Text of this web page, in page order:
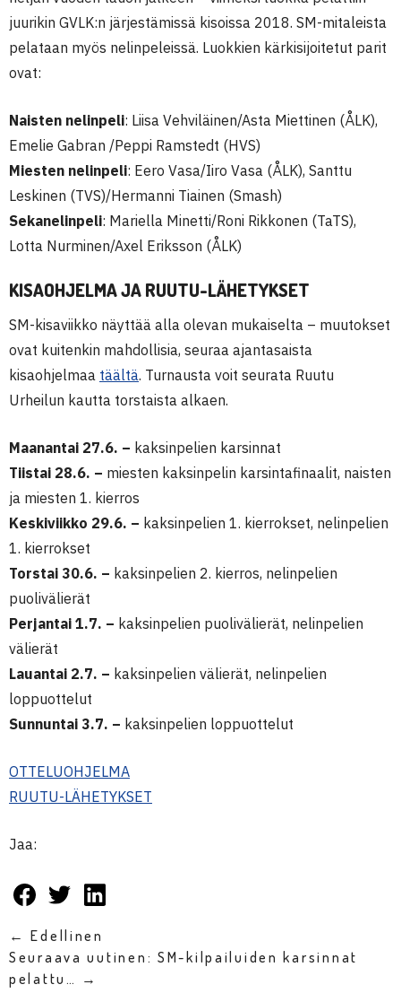
juurikin GVLK:n järjestämissä kisoissa 2018. SM-mitaleista
pelataan myös nelinpeleissä. Luokkien kärkisijoitetut parit
ovat:
Naisten nelinpeli: Liisa Vehviläinen/Asta Miettinen (ÅLK),
Emelie Gabran /Peppi Ramstedt (HVS)
Miesten nelinpeli: Eero Vasa/Iiro Vasa (ÅLK), Santtu
Leskinen (TVS)/Hermanni Tiainen (Smash)
Sekanelinpeli: Mariella Minetti/Roni Rikkonen (TaTS),
Lotta Nurminen/Axel Eriksson (ÅLK)
KISAOHJELMA JA RUUTU-LÄHETYKSET
SM-kisaviikko näyttää alla olevan mukaiselta – muutokset
ovat kuitenkin mahdollisia, seuraa ajantasaista
kisaohjelmaa täältä. Turnausta voit seurata Ruutu
Urheilun kautta torstaista alkaen.
Maanantai 27.6. – kaksinpelien karsinnat
Tiistai 28.6. – miesten kaksinpelin karsintafinaalit, naisten
ja miesten 1. kierros
Keskiviikko 29.6. – kaksinpelien 1. kierrokset, nelinpelien
1. kierrokset
Torstai 30.6. – kaksinpelien 2. kierros, nelinpelien
puolivälierät
Perjantai 1.7. – kaksinpelien puolivälierät, nelinpelien
välierät
Lauantai 2.7. – kaksinpelien välierät, nelinpelien
loppuottelut
Sunnuntai 3.7. – kaksinpelien loppuottelut
OTTELUOHJELMA
RUUTU-LÄHETYKSET
Jaa:
← Edellinen
Seuraava uutinen: SM-kilpailuiden karsinnat
pelattu… →